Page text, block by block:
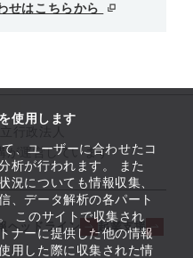
使用します
、ユーザーに合わせたコ
析が行われます。 また
況についても情報収集、
、データ解析の各パート
このサイトで収集され
ナーに提供した他の情報
用した際に収集された情
せはこちらから
が運営しています
ヘッドライン
起業支援